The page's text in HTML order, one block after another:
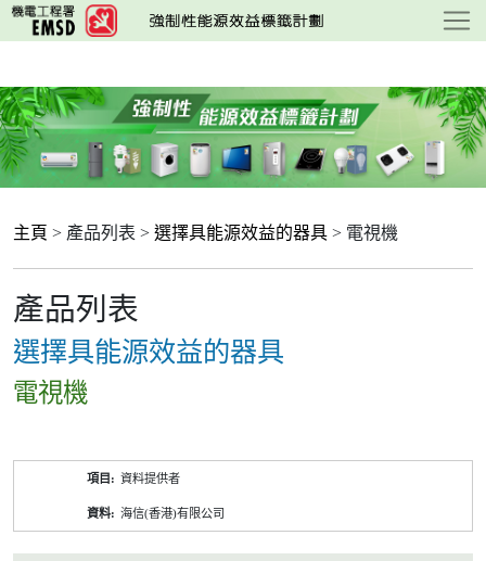
跳
至
要
內
容
主頁 > 產品列表 > 選擇具能源效益的器具 > 電視機
產品列表
選擇具能源效益的器具
電視機
資料提供者
海信(香港)有限公司